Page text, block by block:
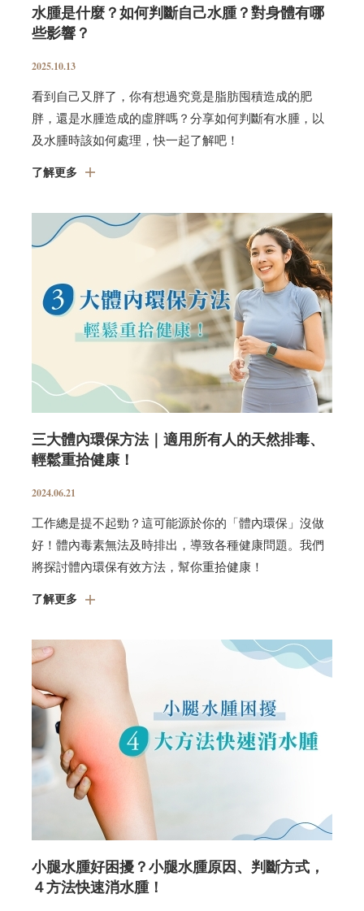
水腫是什麼？如何判斷自己水腫？對身體有哪
些影響？
2025.10.13
看到自己又胖了，你有想過究竟是脂肪囤積造成的肥
胖，還是水腫造成的虛胖嗎？分享如何判斷有水腫，以
及水腫時該如何處理，快一起了解吧！
了解更多
三大體內環保方法｜適用所有人的天然排毒、
輕鬆重拾健康！
2024.06.21
工作總是提不起勁？這可能源於你的「體內環保」沒做
好！體內毒素無法及時排出，導致各種健康問題。我們
將探討體內環保有效方法，幫你重拾健康！
了解更多
小腿水腫好困擾？小腿水腫原因、判斷方式，
４方法快速消水腫！